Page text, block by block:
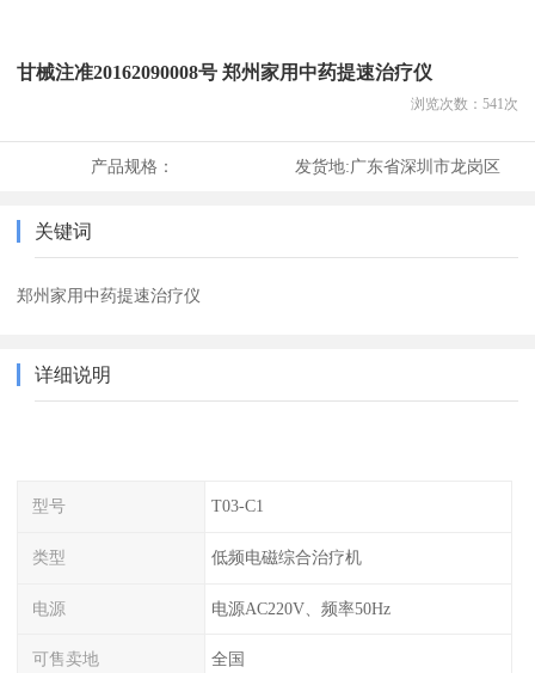
甘械注准20162090008号 郑州家用中药提速治疗仪
浏览次数： 541次
产品规格： 发货地:广东省深圳市龙岗区
关键词
郑州家用中药提速治疗仪
详细说明
型号 T03-C1
类型 低频电磁综合治疗机
电源 电源AC220V、频率50Hz
可售卖地 全国